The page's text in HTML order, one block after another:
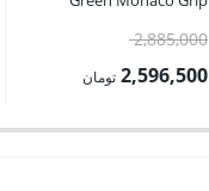
2,885,000قیمت
اصلی:
بود.
2,596,500 تومان